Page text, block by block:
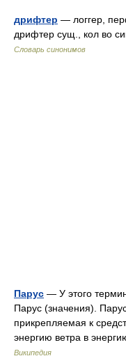
дрифтер — логгер,
дрифтер сущ., кол во
Словарь синонимов
Парус — У этого
Парус (значения).
прикрепляемая к
энергию ветра в
Википедия